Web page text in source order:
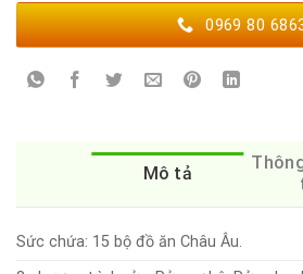
0969 80
Mô tả
Sức chứa: 15 bộ đồ ăn Châu Âu.